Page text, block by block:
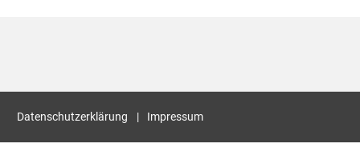
Datenschutzerklärung Impressum